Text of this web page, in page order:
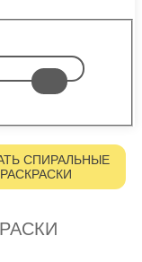
СПИРАЛЬНЫЕ
РАСКРАСКИ